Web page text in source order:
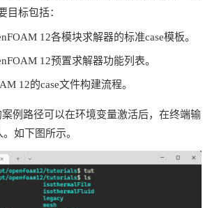
目标包括：
12各模块求解器的标准case模板。
12预置求解器功能列表。
12的case文件构建流程。
案例路径可以在环境变量激活后，在终端输
如下图所示。